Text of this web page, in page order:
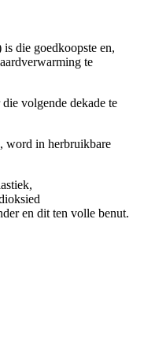
die goedkoopste en,
te
volgende dekade te
word in herbruikbare
en dit ten volle benut.